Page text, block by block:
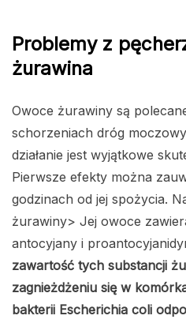
Problemy z
żurawina
Owoce żurawiny są
schorzeniach dróg
działanie jest wyjątkowe
Pierwsze efekty można
godzinach od jej spożycia.
żurawiny> Jej owoce
antocyjany i
zawartość tych substancji
zagnieżdżeniu się w
bakterii Escherichia coli